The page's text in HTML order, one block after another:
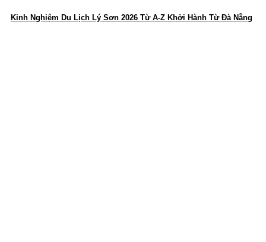
Kinh Nghiệm Du Lịch Lý Sơn 2026 Từ A-Z Khởi Hành Từ Đà Nẵng